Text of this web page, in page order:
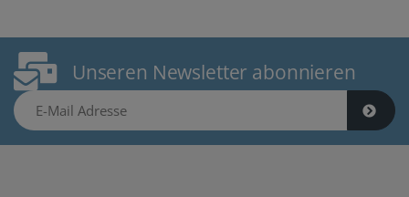
Unseren Newsletter abonnieren
E-Mail Adresse